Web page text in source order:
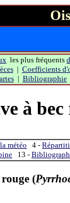
les plus fréquents
| Coefficients
| Bibliographie
à bec
météo 4 -
13 -
(